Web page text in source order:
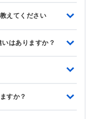
えてください
はありますか？
すか？